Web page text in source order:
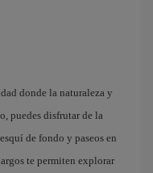
donde la naturaleza y
puedes disfrutar de la
de fondo y paseos en
te permiten explorar